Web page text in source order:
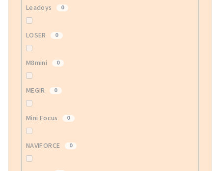
Leadoys 0
LOSER 0
M8mini 0
MEGIR 0
Mini Focus 0
NAVIFORCE 0